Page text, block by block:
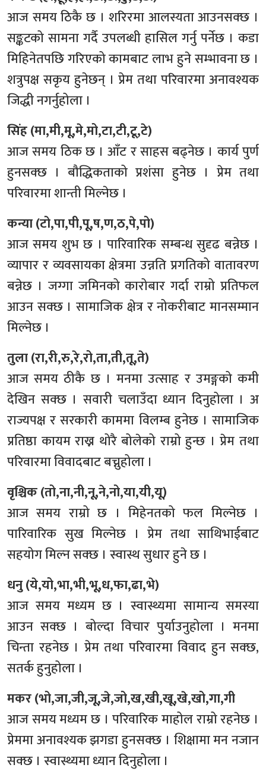
आज समय ठिकै छ । शरिरमा आलस्यता आउनसक्छ ।
सङ्कटको सामना गर्दै उपलब्धी हासिल गर्नु पर्नेछ । कडा
मिहिनेतपछि गरिएको कामबाट लाभ हुने सम्भावना छ ।
शत्रुपक्ष सकृय हुनेछन् । प्रेम तथा परिवारमा अनावश्यक
जिद्धी नगर्नुहोला ।
सिंह (मा,मी,मू,मे,मो,टा,टी,टू,टे)
आज समय ठिक छ । आँट र साहस बढ्नेछ । कार्य पुर्ण
हुनसक्छ । बौद्धिकताको प्रशंसा हुनेछ । प्रेम तथा
परिवारमा शान्ती मिल्नेछ ।
कन्या (टो,पा,पी,पू,ष,ण,ठ,पे,पो)
आज समय शुभ छ । पारिवारिक सम्बन्ध सुदृढ बन्नेछ ।
व्यापार र व्यवसायका क्षेत्रमा उन्नति प्रगतिको वातावरण
बन्नेछ । जग्गा जमिनको कारोबार गर्दा राम्रो प्रतिफल
आउन सक्छ । सामाजिक क्षेत्र र नोकरीबाट मानसम्मान
मिल्नेछ ।
तुला (रा,री,रु,रे,रो,ता,ती,तू,ते)
आज समय ठीकै छ । मनमा उत्साह र उमङ्गको कमी
देखिन सक्छ । सवारी चलाउँदा ध्यान दिनुहोला । अ
राज्यपक्ष र सरकारी काममा विलम्ब हुनेछ । सामाजिक
प्रतिष्ठा कायम राख्न थोरै बोलेको राम्रो हुन्छ । प्रेम तथा
परिवारमा विवादबाट बच्नुहोला ।
वृश्चिक (तो,ना,नी,नू,ने,नो,या,यी,यू)
आज समय राम्रो छ । मिहेनतको फल मिल्नेछ ।
पारिवारिक सुख मिल्नेछ । प्रेम तथा साथिभाईबाट
सहयोग मिल्न सक्छ । स्वास्थ सुधार हुने छ ।
धनु (ये,यो,भा,भी,भू,ध,फा,ढा,भे)
आज समय मध्यम छ । स्वास्थ्यमा सामान्य समस्या
आउन सक्छ । बोल्दा विचार पुर्याउनुहोला । मनमा
चिन्ता रहनेछ । प्रेम तथा परिवारमा विवाद हुन सक्छ,
सतर्क हुनुहोला ।
मकर (भो,जा,जी,जू,जे,जो,ख,खी,खू,खे,खो,गा,गी
आज समय मध्यम छ । परिवारिक माहोल राम्रो रहनेछ ।
प्रेममा अनावश्यक झगडा हुनसक्छ । शिक्षामा मन नजान
सक्छ । स्वास्थ्यमा ध्यान दिनुहोला ।